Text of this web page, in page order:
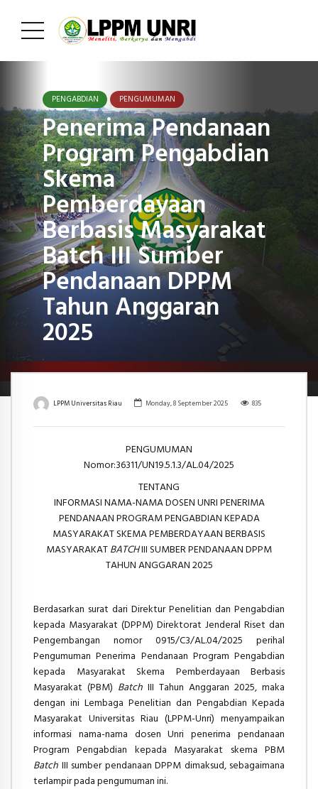
PENGABDIAN PENGUMUMAN
Penerima Pendanaan
Program Pengabdian
Skema
Pemberdayaan
Berbasis Masyarakat
Batch III Sumber
Pendanaan DPPM
Tahun Anggaran
2025
LPPM Universitas Riau Monday, 8 September 2025 835
PENGUMUMAN
Nomor:36311/UN19.5.1.3/AL.04/2025
TENTANG
INFORMASI NAMA-NAMA DOSEN UNRI PENERIMA
PENDANAAN PROGRAM PENGABDIAN KEPADA
MASYARAKAT SKEMA PEMBERDAYAAN BERBASIS
MASYARAKAT BATCHIII SUMBER PENDANAAN DPPM
TAHUN ANGGARAN 2025
Berdasarkan surat dari Direktur Penelitian dan Pengabdian
kepada Masyarakat (DPPM) Direktorat Jenderal Riset dan
Pengembangan nomor 0915/C3/AL.04/2025 perihal
Pengumuman Penerima Pendanaan Program Pengabdian
kepada Masyarakat Skema Pemberdayaan Berbasis
Masyarakat (PBM) Batch III Tahun Anggaran 2025, maka
dengan ini Lembaga Penelitian dan Pengabdian Kepada
Masyarakat Universitas Riau (LPPM-Unri) menyampaikan
informasi nama-nama dosen Unri penerima pendanaan
Program Pengabdian kepada Masyarakat skema PBM
Batch III sumber pendanaan DPPM dimaksud, sebagaimana
terlampir pada pengumuman ini.